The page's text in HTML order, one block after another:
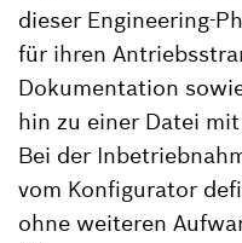
dieser Engineering-
für ihren
Dokumentation
hin zu einer Datei
Bei der
vom Konfigurator
ohne weiteren